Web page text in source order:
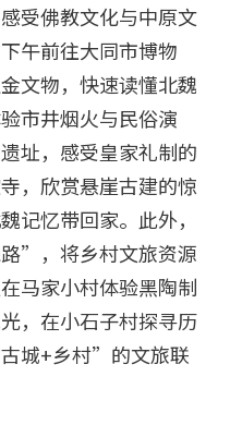
受佛教文化与中原文
午前往大同市博物
文物，快速读懂北魏
市井烟火与民俗演
址，感受皇家礼制的
，欣赏悬崖古建的惊
记忆带回家。此外，
”，将乡村文旅资源
马家小村体验黑陶制
，在小石子村探寻历
城+乡村”的文旅联